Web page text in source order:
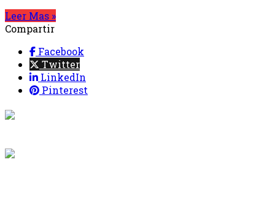
Leer Mas »
Compartir
Facebook
Twitter
LinkedIn
Pinterest